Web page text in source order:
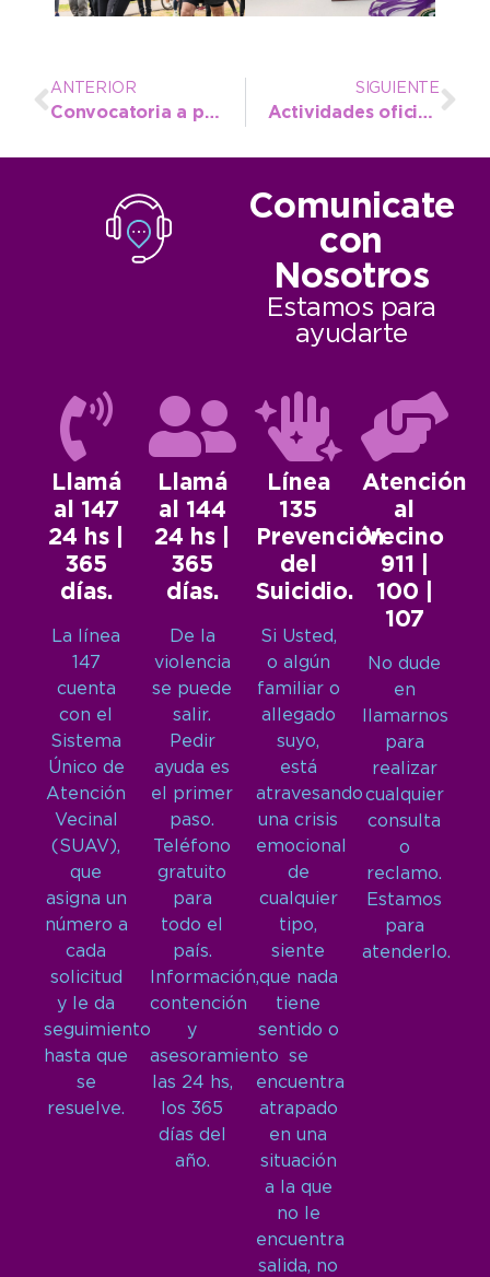
ANTERIOR
Convocatoria a profesional para capacitación en Turismo
SIGUIENTE
Actividades oficiales y grilla artística para el 171º Aniversario de Quequén
Comunicate
con
Nosotros
Estamos para
ayudarte
Llamá
al 147
24 hs |
365
días.
La línea
147
cuenta
con el
Sistema
Único de
Atención
Vecinal
(SUAV),
que
asigna un
número a
cada
solicitud
y le da
seguimiento
hasta que
se
resuelve.
Llamá
al 144
24 hs |
365
días.
De la
violencia
se puede
salir.
Pedir
ayuda es
el primer
paso.
Teléfono
gratuito
para
todo el
país.
Información,
contención
y
asesoramiento
las 24 hs,
los 365
días del
año.
Línea
135
Prevención
del
Suicidio.
Si Usted,
o algún
familiar o
allegado
suyo,
está
atravesando
una crisis
emocional
de
cualquier
tipo,
siente
que nada
tiene
sentido o
se
encuentra
atrapado
en una
situación
a la que
no le
encuentra
salida, no
Atención
al
Vecino
911 |
100 |
107
No dude
en
llamarnos
para
realizar
cualquier
consulta
o
reclamo.
Estamos
para
atenderlo.